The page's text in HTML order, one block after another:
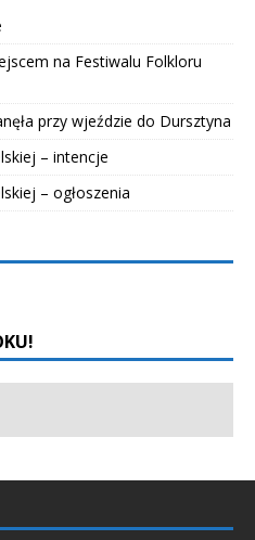
na Festiwalu Folkloru
przy wjeździe do Dursztyna
– intencje
– ogłoszenia